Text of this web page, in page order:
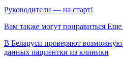
Руководители — на старт!
Вам также могут понравиться Еще
В Беларуси проверяют
данных пациентки из клиники